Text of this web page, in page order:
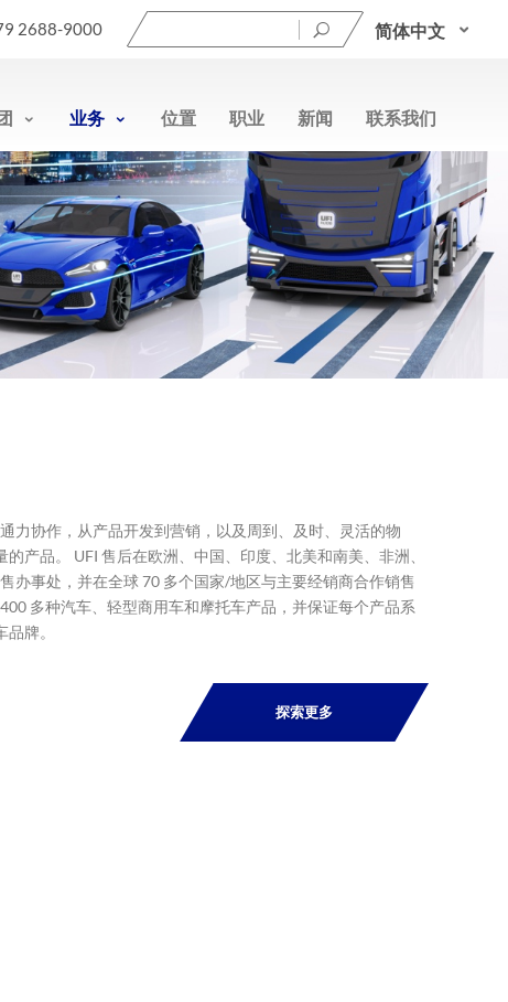
2688-9000
搜
索：
简体中文
业务 位置 职业 新闻 联系我们
力协作，从产品开发到营销，以及周到、及时、灵活的物
产品。 UFI 售后在欧洲、中国、印度、北美和南美、非洲、
办事处，并在全球 70 多个国家/地区与主要经销商合作销售
多种汽车、轻型商用车和摩托车产品，并保证每个产品系
牌。
探索更多